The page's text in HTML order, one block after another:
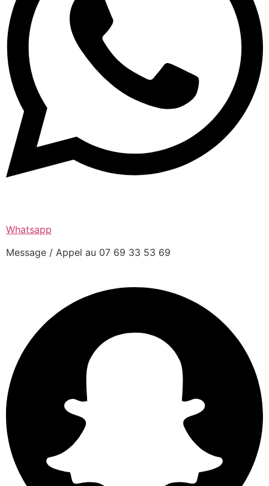
Whatsapp
Message / Appel au 07 69 33 53 69